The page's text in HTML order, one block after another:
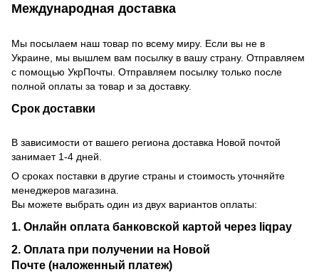
Международная доставка
Мы посылаем наш товар по всему миру. Если вы не в
Украине, мы вышлем вам посылку в вашу страну. Отправляем
с помощью УкрПочты. Отправляем посылку только после
полной оплаты за товар и за доставку.
Срок доставки
В зависимости от вашего региона доставка Новой почтой
занимает 1-4 дней.
О сроках поставки в другие страны и стоимость уточняйте
менеджеров магазина.
Вы можете выбрать один из двух вариантов оплаты:
1. Онлайн оплата банковской картой через liqpay
2. Оплата при получении на Новой
Почте (наложенный платеж)